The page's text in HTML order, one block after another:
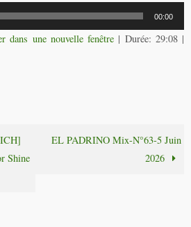
00:00
dans une nouvelle fenêtre | Durée: 29:08|
Shine
EL PADRINO Mix-N°63-5 Juin
2026